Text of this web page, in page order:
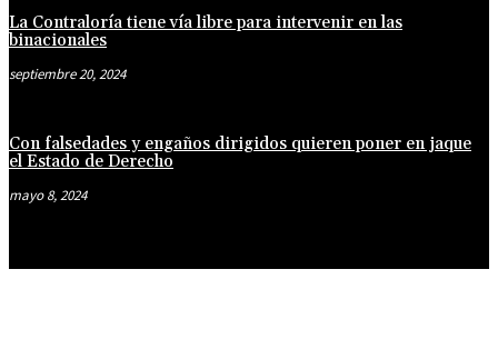
La Contraloría tiene vía libre para intervenir en las
binacionales
septiembre 20, 2024
Con falsedades y engaños dirigidos quieren poner en jaque
el Estado de Derecho
mayo 8, 2024